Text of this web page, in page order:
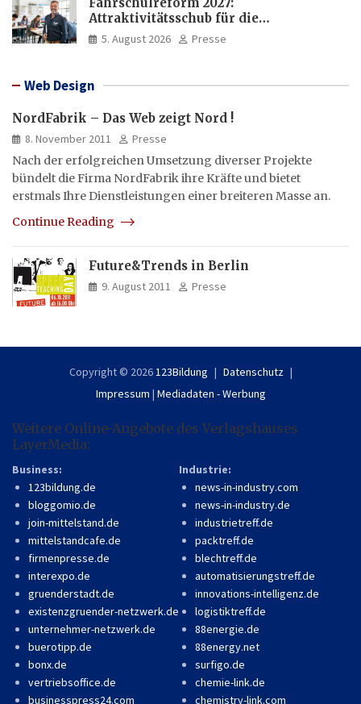
Attraktivitätsschub für die
Fahrlehrerausbildung
5. August 2026 Presse
Web Design
NordFabrik – Das Web zeigt Nord !
8. November 2011
Presse
Nach der erfolgreichen Umsetzung diverser Projekte
bündelt die Firma NordFabrik ihre Kräfte und bietet
erstmals Ihre Dienstleistungen einer breiteren Masse an.
Continue Reading
Future&Trends in Berlin
9. August 2011 Presse
Copyright © 2026123Bildung
Datenschutz
Impressum | Mediadaten - Werbung
Weitere Online-Angebote des Verlagshauses
LayerMedia:
Business:
123bildung.de
bloggomio.de
join-mittelstand.de
mittelstandcafe.de
firmenpresse.de
interexpo.de
gruenderstadt.de
existenzgruender-netzwerk.de
unternehmer-netzwerk.de
buerotipp.de
bonx.de
vertriebsoffice.de
businesspress24.com
Industrie:
news-in-industry.com
news-in-industry.de
industrietreff.de
packtreff.de
blechtreff.de
automatisierungstreff.de
innovations-intelligenz.de
logistiktreff.de
88energie.de
88energy.net
surfigo.de
chemie-link.de
chemistry-link.com